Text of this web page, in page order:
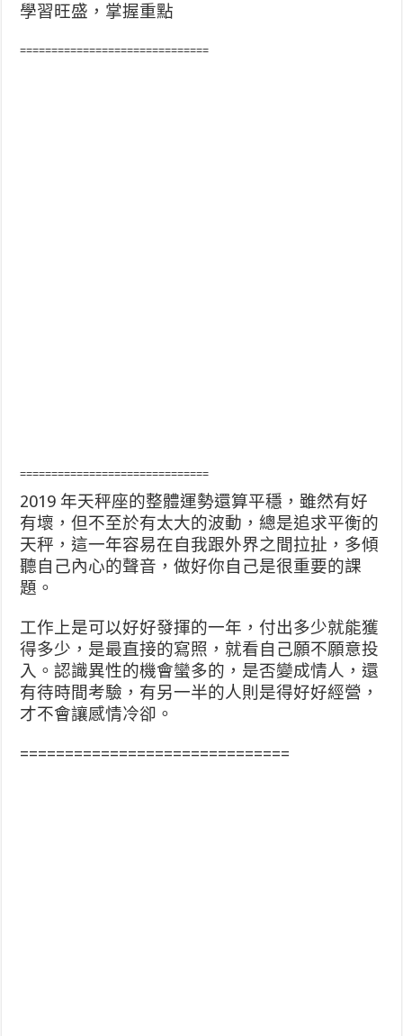
學習旺盛，掌握重點
==============================
==============================
2019 年天秤座的整體運勢還算平穩，雖然有好
有壞，但不至於有太大的波動，總是追求平衡的
天秤，這一年容易在自我跟外界之間拉扯，多傾
聽自己內心的聲音，做好你自己是很重要的課
題。
工作上是可以好好發揮的一年，付出多少就能獲
得多少，是最直接的寫照，就看自己願不願意投
入。認識異性的機會蠻多的，是否變成情人，還
有待時間考驗，有另一半的人則是得好好經營，
才不會讓感情冷卻。
==============================